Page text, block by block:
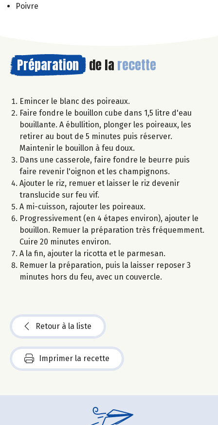
Poivre
Préparation de la recette
Emincer le blanc des poireaux.
Faire fondre le bouillon cube dans 1,5 litre d'eau
bouillante. A ébullition, plonger les poireaux, les
retirer au bout de 5 minutes puis réserver.
Maintenir le bouillon à feu doux.
Dans une casserole, faire fondre le beurre puis
faire revenir l'oignon et les champignons.
Ajouter le riz, remuer et laisser le riz devenir
translucide sur feu vif.
A mi-cuisson, rajouter les poireaux.
Progressivement (en 4 étapes environ), ajouter le
bouillon. Remuer la préparation très fréquemment.
Cuire 20 minutes environ.
A la fin, ajouter la ricotta et le parmesan.
Remuer la préparation, puis la laisser reposer 3
minutes hors du feu, avec un couvercle.
Retour à la liste
Imprimer la recette